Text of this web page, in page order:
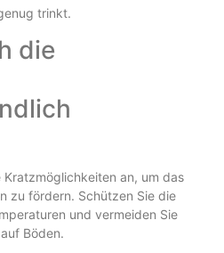
trinkt.
die
Kratzmöglichkeiten an, um das
zu fördern. Schützen Sie die
und vermeiden Sie
Böden.